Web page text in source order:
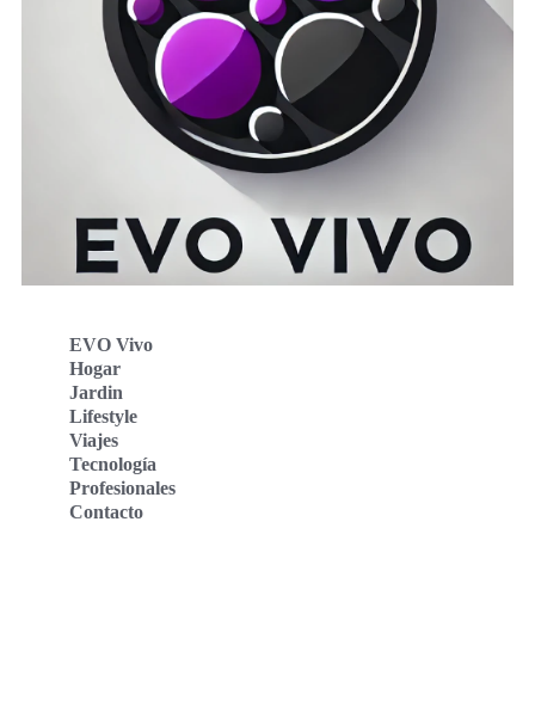
EVO Vivo
Hogar
Jardin
Lifestyle
Viajes
Tecnología
Profesionales
Contacto